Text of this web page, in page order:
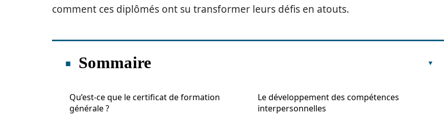
comment ces diplômés ont su transformer leurs défis en atouts.
Sommaire
Qu’est-ce que le certificat de formation
générale ?
Le développement des compétences
interpersonnelles